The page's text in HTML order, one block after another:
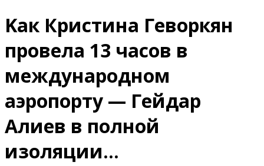
Kак Кристина Геворкян
провела 13 часов в
международном
аэропорту — Гейдар
Алиев в полной
изоляции…